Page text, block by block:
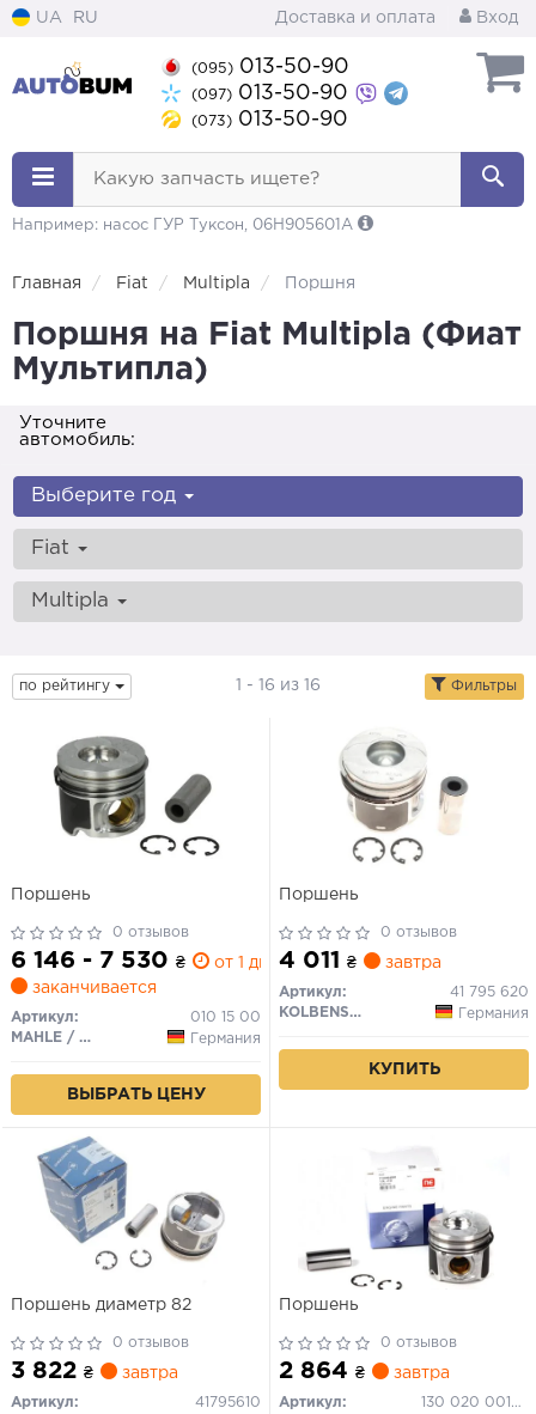
UA RU Доставка и оплата Вход
(095) 013-50-90
(097) 013-50-90
(073) 013-50-90
Какую запчасть ищете?
Например: насос ГУР Туксон, 06H905601A
Главная Fiat Multipla Поршня
Поршня на Fiat Multipla (Фиат
Мультипла)
Уточните
автомобиль:
Выберите год
Fiat
Multipla
по рейтингу 1 - 16 из 16 Фильтры
Поршень
0 отзывов
6 146 - 7 530 ₴
от 1 дн.
заканчивается
Артикул:
010 15 00
MAHLE / KNECHT
Германия
ВЫБРАТЬ ЦЕНУ
Поршень
0 отзывов
4 011 ₴ завтра
Артикул:
41 795 620
KOLBENSCHMIDT
Германия
КУПИТЬ
Поршень диаметр 82
0 отзывов
3 822 ₴ завтра
Артикул:
41795610
Поршень
0 отзывов
2 864 ₴ завтра
Артикул:
130 020 0010 20